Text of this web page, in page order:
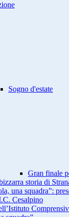
Sogno d'estate
Gran finale
storia di
una squadra”:
Cesalpino